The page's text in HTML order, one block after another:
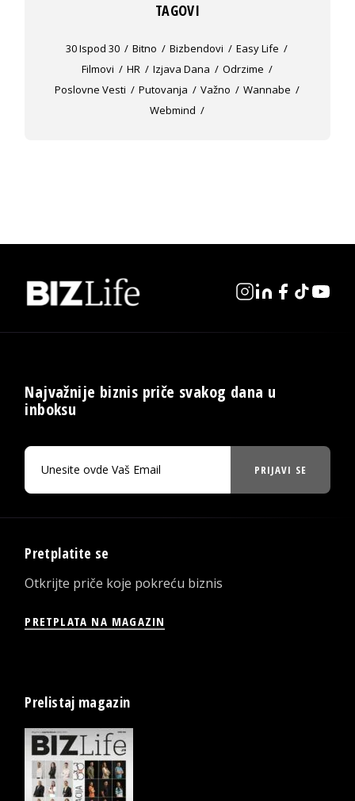
TAGOVI
30 Ispod 30 Bitno Bizbendovi
Easy Life
Filmovi
HR Izjava Dana
Odrzime
Poslovne Vesti
Putovanja Važno
Wannabe
Webmind
Najvažnije biznis priče svakog dana u
inboksu
PRIJAVI SE
Pretplatite se
Otkrijte priče koje pokreću biznis
PRETPLATA NA MAGAZIN
Prelistaj magazin